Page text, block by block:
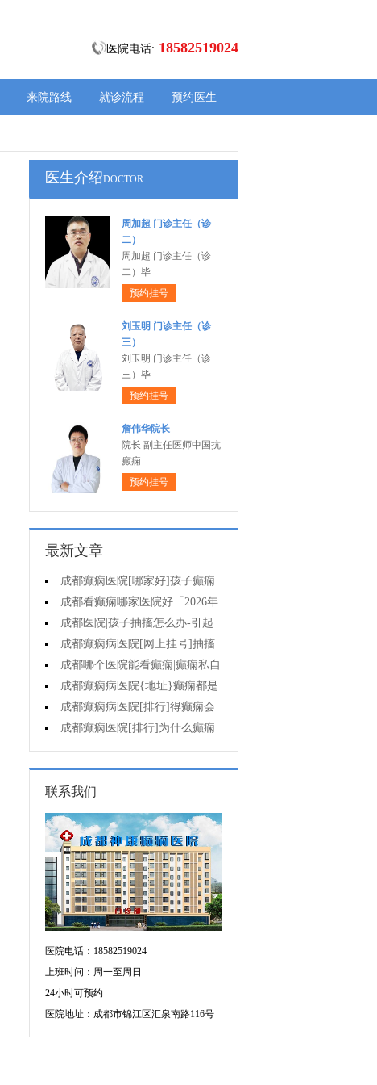
医院电话: 18582519024
来院路线 就诊流程 预约医生
医生介绍DOCTOR
周加超 门诊主任（诊
二）
周加超 门诊主任（诊
二）毕
预约挂号
刘玉明 门诊主任（诊
三）
刘玉明 门诊主任（诊
三）毕
预约挂号
詹伟华院长
院长 副主任医师中国抗
癫痫
预约挂号
最新文章
成都癫痫医院[哪家好]孩子癫痫
会影响智力吗?
成都看癫痫哪家医院好「2026年
度公布」原发性癫痫有多大几率遗
传给孩子?
成都医院|孩子抽搐怎么办-引起
癫痫发作的药物有哪些?
成都癫痫病医院[网上挂号]抽搐
就是癫痫发作吗?
成都哪个医院能看癫痫|癫痫私自
停药影响大不大?
成都癫痫病医院{地址}癫痫都是
要遗传的吗?
成都癫痫病医院[排行]得癫痫会
有什么异常表现?
成都癫痫医院[排行]为什么癫痫
不能治?
联系我们
医院电话：18582519024
上班时间：周一至周日
24小时可预约
医院地址：成都市锦江区汇泉南路116号